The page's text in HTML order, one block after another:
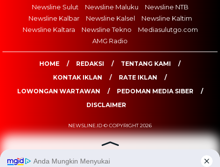
Newsline Sulut
Newsline Maluku
Newsline NTB
Newsline Kalbar
Newsline Kalsel
Newsline Kaltim
Newsline Kaltara
Newsline Tekno
Mediasulutgo.com
AMG Radio
HOME REDAKSI
TENTANG KAMI
KONTAK IKLAN
RATE IKLAN
LOWONGAN WARTAWAN
PEDOMAN MEDIA SIBER
DISCLAIMER
NEWSLINE.ID © COPYRIGHT 2026